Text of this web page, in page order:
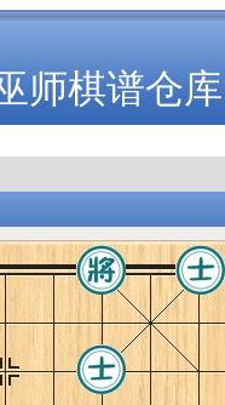
师棋谱仓库